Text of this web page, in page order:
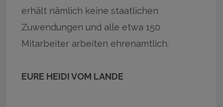
erhält nämlich keine staatlichen
Zuwendungen und alle etwa 150
Mitarbeiter arbeiten ehrenamtlich.
EURE HEIDI VOM LANDE